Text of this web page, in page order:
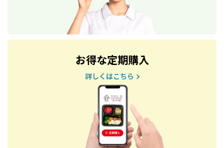
お得な定期購入
詳しくはこちら